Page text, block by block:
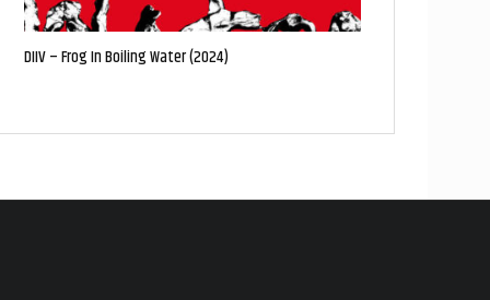
DIIV – Frog In Boiling Water (2024)